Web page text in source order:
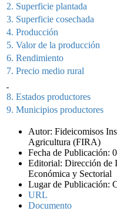
2. Superficie plantada
3. Superficie cosechada
4. Producción
5. Valor de la producción
6. Rendimiento
7. Precio medio rural
8. Estados productores
9. Municipios productores
Autor: Fideicomisos
Agricultura (FIRA)
Fecha de Publicación:
Editorial: Dirección de
Económica y Sectorial
Lugar de Publicación:
URL
Documento